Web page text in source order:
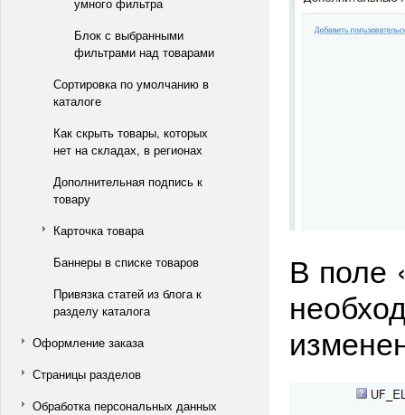
Блок с выбранными
фильтрами над товарами
Сортировка по умолчанию в
каталоге
Как скрыть товары, которых
нет на складах, в регионах
Дополнительная подпись к
товару
Карточка товара
Баннеры в списке товаров
Привязка статей из блога к
разделу каталога
Оформление заказа
Страницы разделов
Обработка персональных данных
В поле